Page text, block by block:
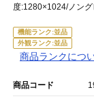
度:1280×1024/ノン
機能ランク:並品
外観ランク:並品
商品ランクにつ
商品コード